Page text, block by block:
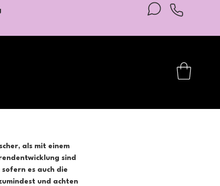
als mit einem
sind
es auch die
und achten